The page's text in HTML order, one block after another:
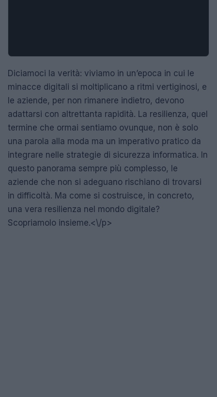
Diciamoci la verità: viviamo in un’epoca in cui le
minacce digitali si moltiplicano a ritmi vertiginosi, e
le aziende, per non rimanere indietro, devono
adattarsi con altrettanta rapidità. La resilienza, quel
termine che ormai sentiamo ovunque, non è solo
una parola alla moda ma un imperativo pratico da
integrare nelle strategie di sicurezza informatica. In
questo panorama sempre più complesso, le
aziende che non si adeguano rischiano di trovarsi
in difficoltà. Ma come si costruisce, in concreto,
una vera resilienza nel mondo digitale?
Scopriamolo insieme.<\/p>